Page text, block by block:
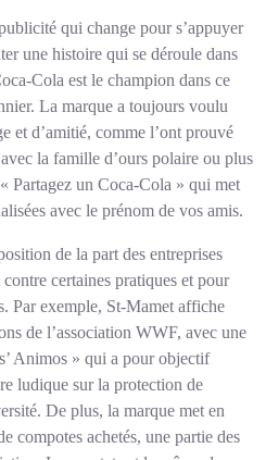
qui change pour s’appuyer
une histoire qui se déroule dans
Cola est le champion dans ce
La marque a toujours voulu
et d’amitié, comme l’ont prouvé
la famille d’ours polaire ou plus
Partagez un Coca-Cola » qui met
avec le prénom de vos amis.
de la part des entreprises
certaines pratiques et pour
Par exemple, St-Mamet affiche
de l’association WWF, avec une
Animos » qui a pour objectif
ludique sur la protection de
De plus, la marque met en
compotes achetés, une partie des